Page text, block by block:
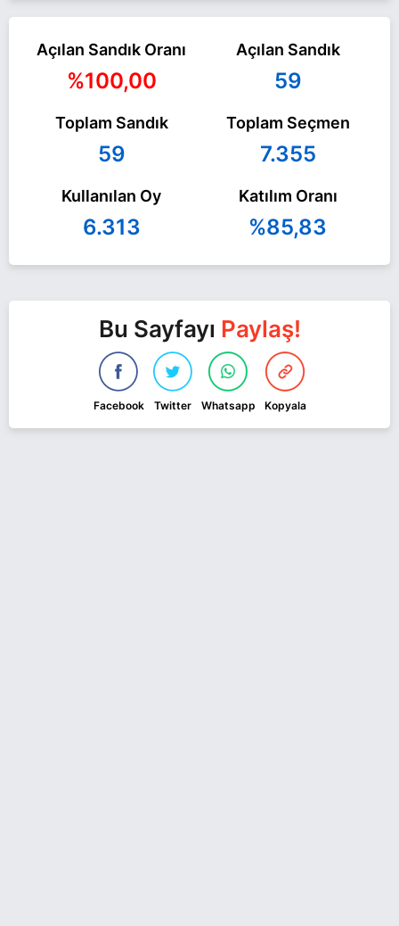
Açılan Sandık Oranı
%100,00
Açılan Sandık
59
Toplam Sandık
59
Toplam Seçmen
7.355
Kullanılan Oy
6.313
Katılım Oranı
%85,83
Bu Sayfayı Paylaş!
Facebook Twitter Whatsapp Kopyala